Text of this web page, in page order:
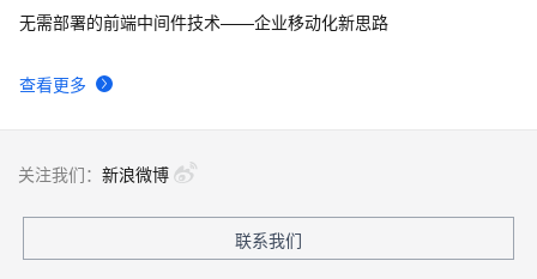
了点啥？
查看更多
无需部署的前端中间件技术——企业移动化新思路
关注我们： 新浪微博
联系我们